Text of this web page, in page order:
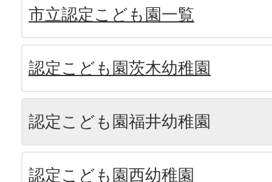
市立認定こども園一覧
認定こども園茨木幼稚園
認定こども園福井幼稚園
認定こども園西幼稚園